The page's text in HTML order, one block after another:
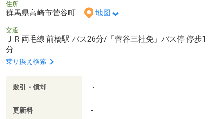
住所
群馬県高崎市菅谷町 地図
交通
ＪＲ両毛線 前橋駅 バス26分/「菅谷三社免」バス停 停歩1
分
乗り換え検索
敷引・償却 -
更新料 -